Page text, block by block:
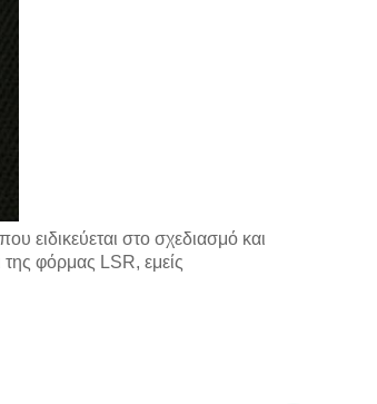
ειδικεύεται στο σχεδιασμό και
φόρμας LSR, εμείς